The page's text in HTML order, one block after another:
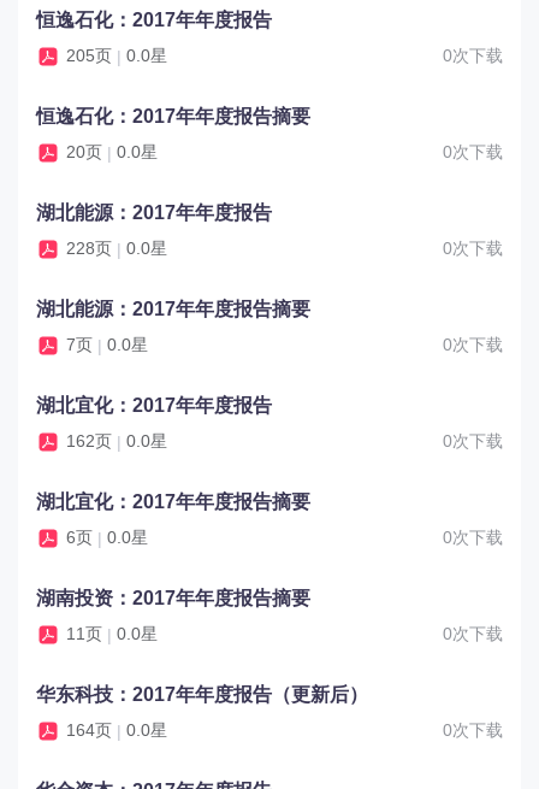
恒逸石化：2017年年度报告
205页 | 0.0星 0次下载
恒逸石化：2017年年度报告摘要
20页 | 0.0星 0次下载
湖北能源：2017年年度报告
228页 | 0.0星 0次下载
湖北能源：2017年年度报告摘要
7页 | 0.0星 0次下载
湖北宜化：2017年年度报告
162页 | 0.0星 0次下载
湖北宜化：2017年年度报告摘要
6页 | 0.0星 0次下载
湖南投资：2017年年度报告摘要
11页 | 0.0星 0次下载
华东科技：2017年年度报告（更新后）
164页 | 0.0星 0次下载